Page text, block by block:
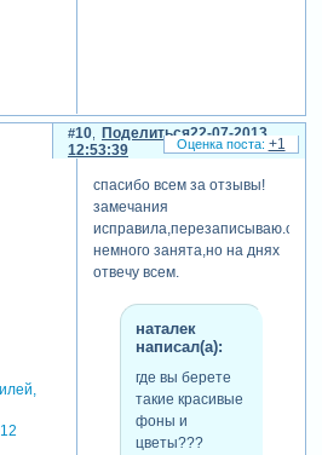
Поделиться
10
22-07-2013
12:53:39
спасибо всем за отзывы!
замечания
немного занята,но на днях
отвечу всем.
наталек
написал(а):
где вы берете
такие красивые
фоны и
цветы???
+1